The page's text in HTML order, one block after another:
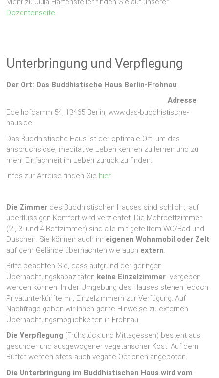
Mehr zu Julia Harfensteller finden Sie auf unserer
Dozentenseite.
Unterbringung und Verpflegung
Der Ort: Das Buddhistische Haus Berlin-Frohnau
Adresse:
Edelhofdamm 54, 13465 Berlin, www.das-buddhistische-
haus.de
Das Buddhistische Haus ist der optimale Ort, um das
anspruchslose, meditative Leben kennen zu lernen und zu
mehr Einfachheit im Leben zurück zu finden.
Infos zur Anreise finden Sie hier.
Die Zimmer des Buddhistischen Hauses sind schlicht, auf
überflüssigen Komfort wird verzichtet. Die Mehrbettzimmer
(2-, 3- und 4-Bettzimmer) sind alle mit geteiltem WC/Bad und
Duschen. Sie können auch im eigenen Wohnmobil oder Zelt
auf dem Gelände übernachten wie auch extern.
Bitte beachten Sie, dass aufgrund der geringen
Übernachtungskapazitäten keine Einzelzimmer vergeben
werden können. In der Umgebung des Hauses stehen jedoch
Privatunterkünfte mit Einzelzimmern zur Verfügung. Auf
Nachfrage geben wir Ihnen gerne Hinweise zu externen
Übernachtungsmöglichkeiten in Frohnau.
Die Verpflegung (Frühstück und Mittagessen) besteht aus
gesunder und ausgewogener vegetarischer Kost. Auf dem
Buffet werden stets auch vegane Optionen angeboten.
Die Unterbringung im Buddhistischen Haus wird vom